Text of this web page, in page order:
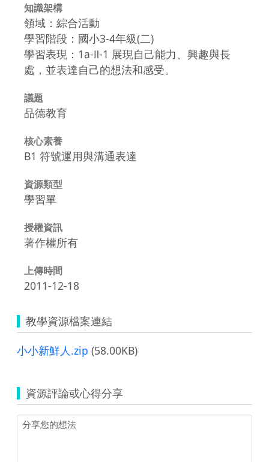
知識架構
領域：綜合活動
學習階段：國小3-4年級(二)
學習表現：1a-Ⅱ-1 展現自己能力、興趣與長
處，並表達自己的想法和感受。
議題
品德教育
核心素養
B1 符號運用與溝通表達
資源類型
學習單
授權資訊
著作權所有
上傳時間
2011-12-18
教學資源檔案連結
小小新鮮人.zip (58.00KB)
資源評論或心得分享